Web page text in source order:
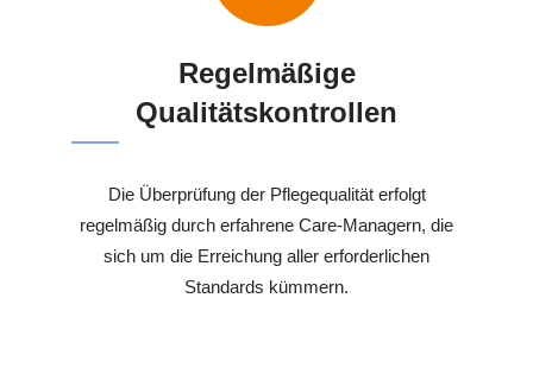
Regelmäßige
Qualitätskontrollen
Die Überprüfung der Pflegequalität erfolgt
regelmäßig durch erfahrene Care-Managern, die
sich um die Erreichung aller erforderlichen
Standards kümmern.